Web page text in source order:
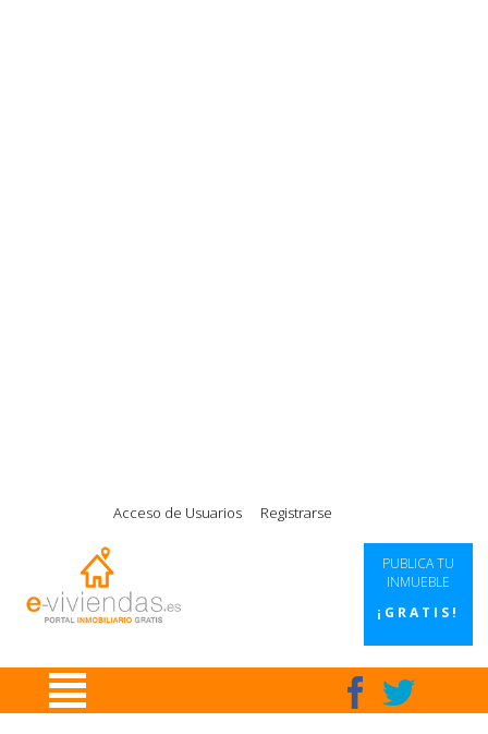
Acceso de Usuarios Registrarse
PUBLICA TU
INMUEBLE
¡GRATIS!